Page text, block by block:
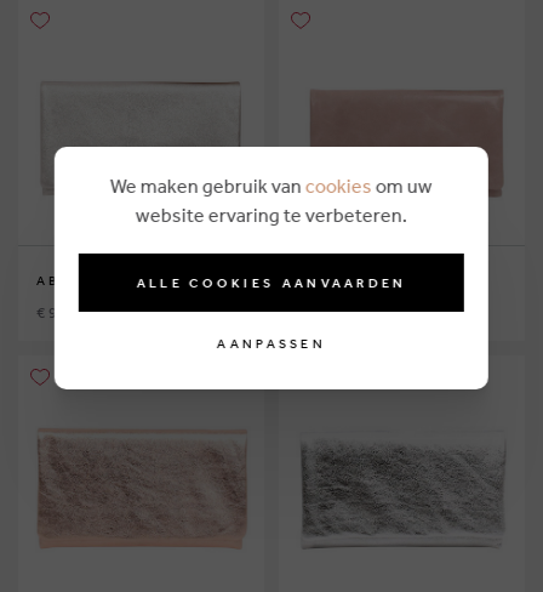
ABRO
€ 99,00
ABRO
€ 119,00
We maken gebruik van cookies om uw
website ervaring te verbeteren.
ALLE COOKIES AANVAARDEN
AANPASSEN